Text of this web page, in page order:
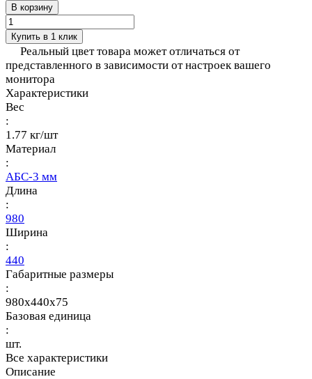
В корзину
Купить в 1 клик
Реальный цвет товара может отличаться от
представленного в зависимости от настроек вашего
монитора
Характеристики
Вес
:
1.77 кг/шт
Материал
:
АБС-3 мм
Длина
:
980
Ширина
:
440
Габаритные размеры
:
980x440x75
Базовая единица
:
шт.
Все характеристики
Описание